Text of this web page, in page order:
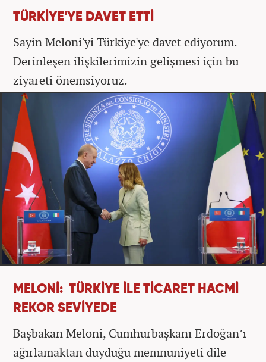
TÜRKİYE'YE DAVET ETTİ
Sayin Meloni'yi Türkiye'ye davet ediyorum.
Derinleşen ilişkilerimizin gelişmesi için bu
ziyareti önemsiyoruz.
MELONİ: TÜRKİYE İLE TİCARET HACMİ
REKOR SEVİYEDE
Başbakan Meloni, Cumhurbaşkanı Erdoğan’ı
ağırlamaktan duyduğu memnuniyeti dile